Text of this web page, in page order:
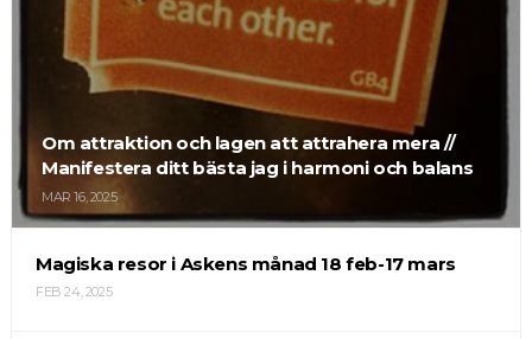
Om attraktion och lagen att attrahera mera //
Manifestera ditt bästa jag i harmoni och balans
MAR 16, 2025
Magiska resor i Askens månad 18 feb-17 mars
FEB 24, 2025